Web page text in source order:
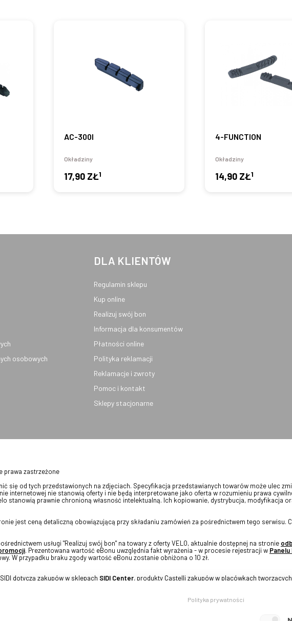
AC-300I
Okładziny
17,90 ZŁ1
4-FUNCTION
Okładziny
14,90 ZŁ1
osobowych
DLA KLIENTÓW
Regulamin sklepu
Kup online
Realizuj swój bon
Informacja dla konsumentów
Płatności online
Polityka reklamacji
Reklamacje i zwroty
Pomoc i kontakt
Sklepy stacjonarne
prawa zastrzeżone
się od tych przedstawionych na zdjęciach. Specyfikacja przedstawianych towarów może ulec
internetowej nie stanowią oferty i nie będą interpretowane jako oferta w rozumieniu prawa
stanowią prawnie chronioną własność intelektualną. Ich kopiowanie, dystrybucja, modyfikacja
jest ceną detaliczną obowiązującą przy składaniu zamówień za pośrednictwem tego
usługi "Realizuj swój bon" na towary z oferty VELO, aktualnie dostępnej na stronie
. Prezentowana wartość eBonu uwzględnia fakt wyrażenia - w procesie rejestracji w
W przypadku braku zgody wartość eBonu zostanie obniżona o 10 zł.
dotyczą zakupów w sklepach SIDI Center, produkty Castelli zakupów w placówkach tworzących
Polityka prywatności